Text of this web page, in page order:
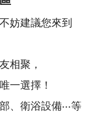
妨建議您來到
相聚，
一選擇！
、衛浴設備‧‧‧等